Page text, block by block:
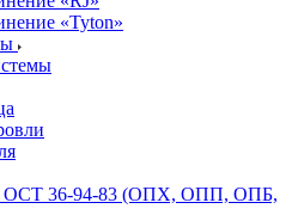
«Tyton»
ОСТ 36-94-83 (ОПХ, ОПП, ОПБ,